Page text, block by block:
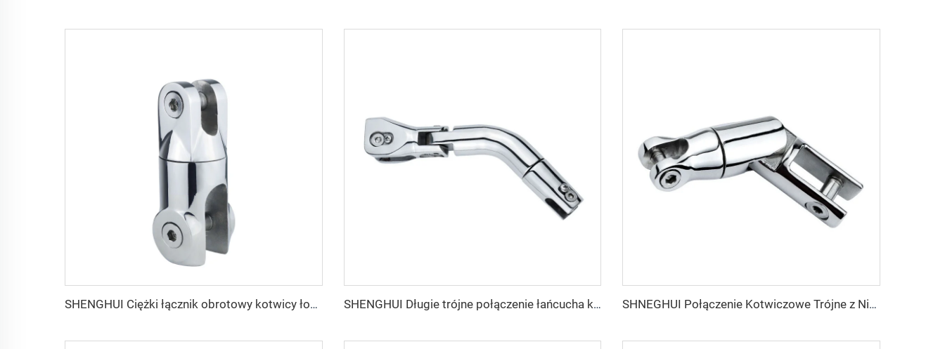
SHENGHUI Ciężki łącznik obrotowy kotwicy łodzi z nierdzewnej stali 316, obrotowy łącznik łańcucha kotwicznego o 360 stopniach, podwójny obrotowy łącznik kotwiczny SHENGHUI Długie trójne połączenie łańcucha kotwicznego z nierdzewnej stali 316, akcesorium łodziowe zapewniające siłę i trwałość kotwicy łodzi SHNEGHUI Połączenie Kotwiczowe Trójne z Nierdzewnej Stali 316 Marine Sprzęt Obrotowy/Połączenie Łańcucha Kotwicowego